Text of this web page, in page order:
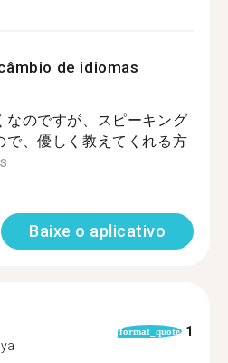
de idiomas
なのですが、スピーキング
で、優しく教えてくれる方
Baixe o aplicativo
format_quote 1